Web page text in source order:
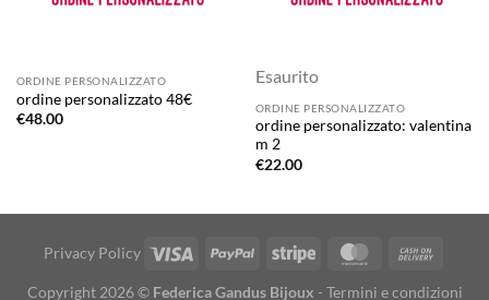
ORDINE PERSONALIZZATO
ordine personalizzato 48€
€48.00
Esaurito
ORDINE PERSONALIZZATO
ordine personalizzato: valentina
m 2
€22.00
Privacy Policy Visa PayPal Stripe MasterCard
Copyright 2026 © Federica Gandus Bijoux - Termini e condizioni